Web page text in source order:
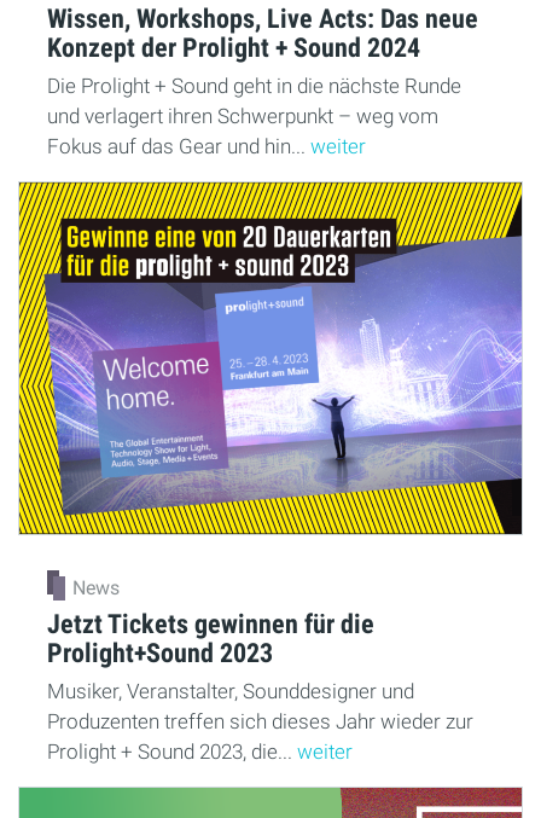
Wissen, Workshops, Live Acts: Das neue
Konzept der Prolight + Sound 2024
Die Prolight + Sound geht in die nächste Runde
und verlagert ihren Schwerpunkt – weg vom
Fokus auf das Gear und hin... weiter
News
Jetzt Tickets gewinnen für die
Prolight+Sound 2023
Musiker, Veranstalter, Sounddesigner und
Produzenten treffen sich dieses Jahr wieder zur
Prolight + Sound 2023, die... weiter